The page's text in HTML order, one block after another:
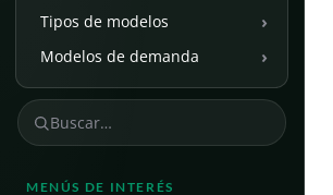
Tipos de modelos ›
Modelos de demanda ›
MENÚS DE INTERÉS